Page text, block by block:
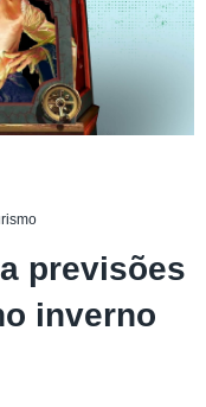
previsões
inverno